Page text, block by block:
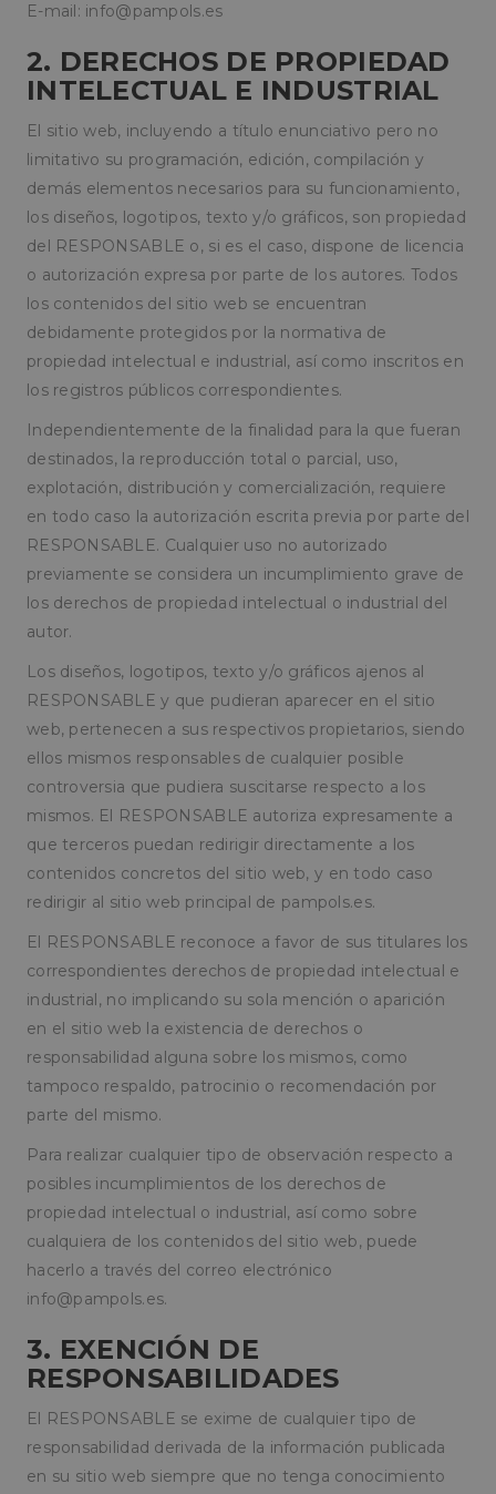
E-mail: info@pampols.es
2. DERECHOS DE PROPIEDAD
INTELECTUAL E INDUSTRIAL
El sitio web, incluyendo a título enunciativo pero no
limitativo su programación, edición, compilación y
demás elementos necesarios para su funcionamiento,
los diseños, logotipos, texto y/o gráficos, son propiedad
del RESPONSABLE o, si es el caso, dispone de licencia
o autorización expresa por parte de los autores. Todos
los contenidos del sitio web se encuentran
debidamente protegidos por la normativa de
propiedad intelectual e industrial, así como inscritos en
los registros públicos correspondientes.
Independientemente de la finalidad para la que fueran
destinados, la reproducción total o parcial, uso,
explotación, distribución y comercialización, requiere
en todo caso la autorización escrita previa por parte del
RESPONSABLE. Cualquier uso no autorizado
previamente se considera un incumplimiento grave de
los derechos de propiedad intelectual o industrial del
autor.
Los diseños, logotipos, texto y/o gráficos ajenos al
RESPONSABLE y que pudieran aparecer en el sitio
web, pertenecen a sus respectivos propietarios, siendo
ellos mismos responsables de cualquier posible
controversia que pudiera suscitarse respecto a los
mismos. El RESPONSABLE autoriza expresamente a
que terceros puedan redirigir directamente a los
contenidos concretos del sitio web, y en todo caso
redirigir al sitio web principal de pampols.es.
El RESPONSABLE reconoce a favor de sus titulares los
correspondientes derechos de propiedad intelectual e
industrial, no implicando su sola mención o aparición
en el sitio web la existencia de derechos o
responsabilidad alguna sobre los mismos, como
tampoco respaldo, patrocinio o recomendación por
parte del mismo.
Para realizar cualquier tipo de observación respecto a
posibles incumplimientos de los derechos de
propiedad intelectual o industrial, así como sobre
cualquiera de los contenidos del sitio web, puede
hacerlo a través del correo electrónico
info@pampols.es.
3. EXENCIÓN DE
RESPONSABILIDADES
El RESPONSABLE se exime de cualquier tipo de
responsabilidad derivada de la información publicada
en su sitio web siempre que no tenga conocimiento